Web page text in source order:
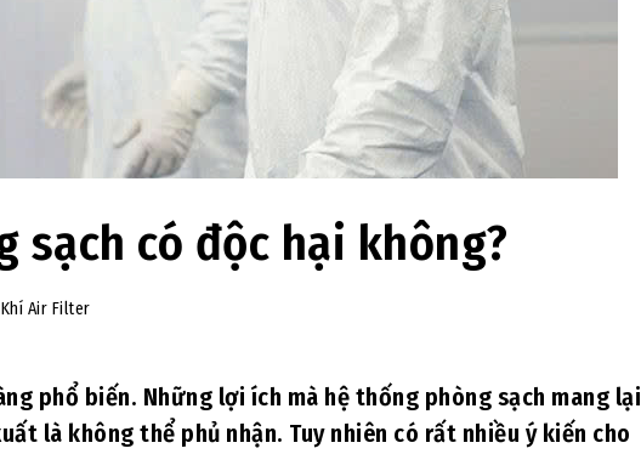
sạch có độc hại không?
Air Filter
phổ biến. Những lợi ích mà hệ thống phòng sạch mang lại
là không thể phủ nhận. Tuy nhiên có rất nhiều ý kiến cho